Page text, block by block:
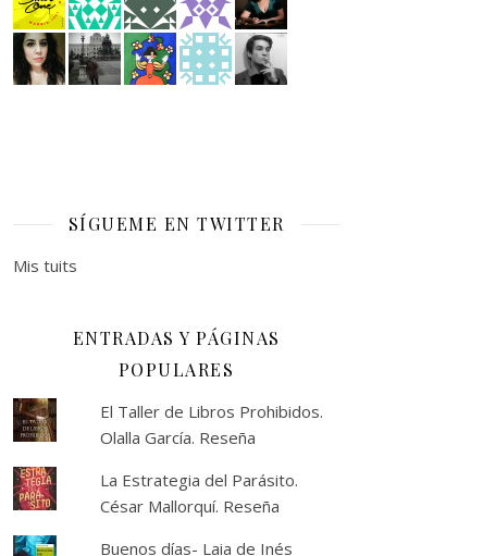
SÍGUEME EN TWITTER
Mis tuits
ENTRADAS Y PÁGINAS
POPULARES
El Taller de Libros Prohibidos.
Olalla García. Reseña
La Estrategia del Parásito.
César Mallorquí. Reseña
Buenos días- Laia de Inés